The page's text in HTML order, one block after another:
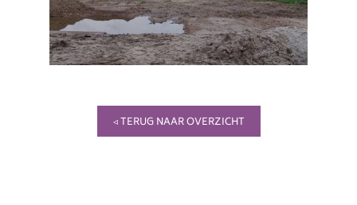
◃ TERUG NAAR OVERZICHT